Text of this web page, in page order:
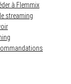
à Flemmix
streaming